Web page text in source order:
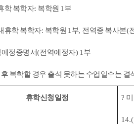
학 복학자: 복학원 1 부
휴학 복학자: 복학원 1 부, 전역증 복사본(
예정증명서(전역예정자) 1 부
복학할 경우 출석 못하는 수업일수는 결
휴학신청일정 ?
14.(